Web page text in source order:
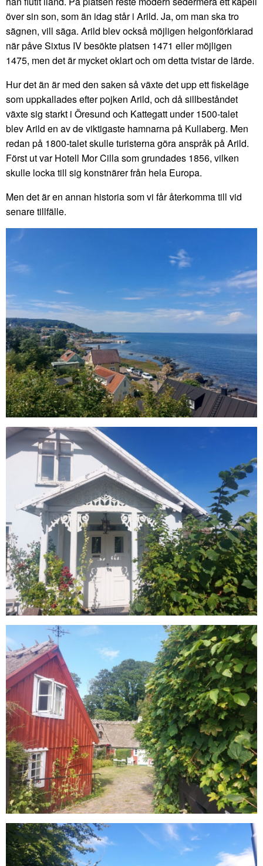
över sin son, som än idag står i Arild. Ja, om man ska tro
sägnen, vill säga. Arild blev också möjligen helgonförklarad
när påve Sixtus IV besökte platsen 1471 eller möjligen
1475, men det är mycket oklart och om detta tvistar de lärde.
Hur det än är med den saken så växte det upp ett fiskeläge
som uppkallades efter pojken Arild, och då sillbeståndet
växte sig starkt i Öresund och Kattegatt under 1500-talet
blev Arild en av de viktigaste hamnarna på Kullaberg. Men
redan på 1800-talet skulle turisterna göra anspråk på Arild.
Först ut var Hotell Mor Cilla som grundades 1856, vilken
skulle locka till sig konstnärer från hela Europa.
Men det är en annan historia som vi får återkomma till vid
senare tillfälle.